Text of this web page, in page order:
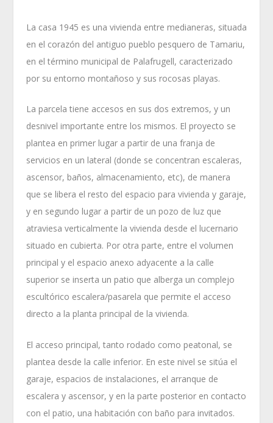
La casa 1945 es una vivienda entre medianeras, situada
en el corazón del antiguo pueblo pesquero de Tamariu,
en el término municipal de Palafrugell, caracterizado
por su entorno montañoso y sus rocosas playas.
La parcela tiene accesos en sus dos extremos, y un
desnivel importante entre los mismos. El proyecto se
plantea en primer lugar a partir de una franja de
servicios en un lateral (donde se concentran escaleras,
ascensor, baños, almacenamiento, etc), de manera
que se libera el resto del espacio para vivienda y garaje,
y en segundo lugar a partir de un pozo de luz que
atraviesa verticalmente la vivienda desde el lucernario
situado en cubierta. Por otra parte, entre el volumen
principal y el espacio anexo adyacente a la calle
superior se inserta un patio que alberga un complejo
escultórico escalera/pasarela que permite el acceso
directo a la planta principal de la vivienda.
El acceso principal, tanto rodado como peatonal, se
plantea desde la calle inferior. En este nivel se sitúa el
garaje, espacios de instalaciones, el arranque de
escalera y ascensor, y en la parte posterior en contacto
con el patio, una habitación con baño para invitados.